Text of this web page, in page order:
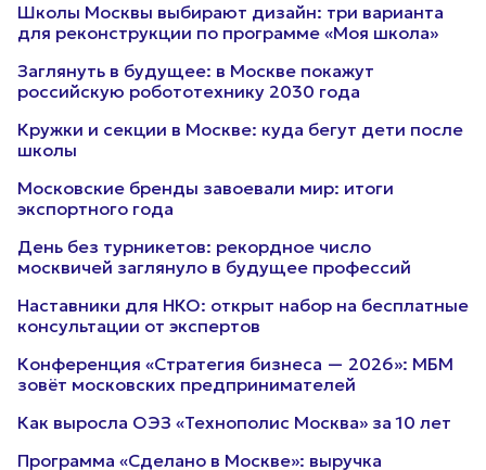
Школы Москвы выбирают дизайн: три варианта
для реконструкции по программе «Моя школа»
Заглянуть в будущее: в Москве покажут
российскую робототехнику 2030 года
Кружки и секции в Москве: куда бегут дети после
школы
Московские бренды завоевали мир: итоги
экспортного года
День без турникетов: рекордное число
москвичей заглянуло в будущее профессий
Наставники для НКО: открыт набор на бесплатные
консультации от экспертов
Конференция «Стратегия бизнеса — 2026»: МБМ
зовёт московских предпринимателей
Как выросла ОЭЗ «Технополис Москва» за 10 лет
Программа «Сделано в Москве»: выручка